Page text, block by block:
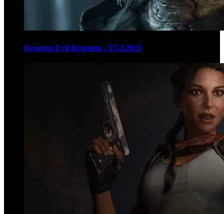
Resident Evil Requiem - TGA2025